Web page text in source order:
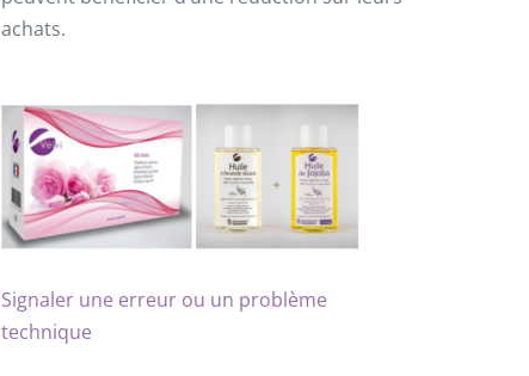
achats.
Signaler une erreur ou un problème
technique